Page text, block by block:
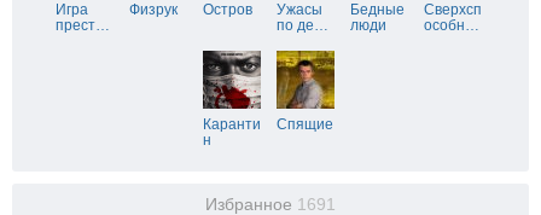
Игра
прест…
Физрук Остров
Ужасы
по де…
Бедные
люди
Сверхсп
особн…
Каранти
н
Спящие
Избранное 1691